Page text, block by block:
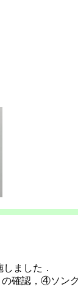
ました．
確認，④ソン